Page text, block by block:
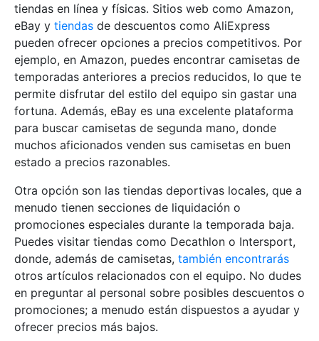
tiendas en línea y físicas. Sitios web como Amazon,
eBay y tiendas de descuentos como AliExpress
pueden ofrecer opciones a precios competitivos. Por
ejemplo, en Amazon, puedes encontrar camisetas de
temporadas anteriores a precios reducidos, lo que te
permite disfrutar del estilo del equipo sin gastar una
fortuna. Además, eBay es una excelente plataforma
para buscar camisetas de segunda mano, donde
muchos aficionados venden sus camisetas en buen
estado a precios razonables.
Otra opción son las tiendas deportivas locales, que a
menudo tienen secciones de liquidación o
promociones especiales durante la temporada baja.
Puedes visitar tiendas como Decathlon o Intersport,
donde, además de camisetas, también encontrarás
otros artículos relacionados con el equipo. No dudes
en preguntar al personal sobre posibles descuentos o
promociones; a menudo están dispuestos a ayudar y
ofrecer precios más bajos.